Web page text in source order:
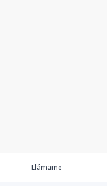
Llámame